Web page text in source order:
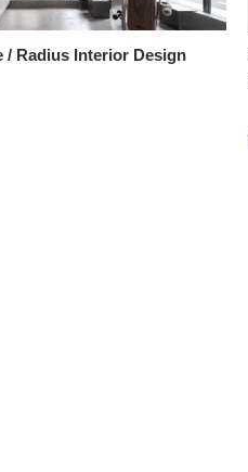
/ Radius Interior Design